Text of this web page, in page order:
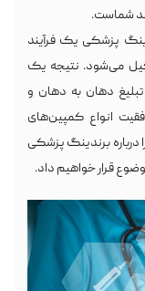
شماست.
پزشکی یک فرآیند
می‌شود. نتیجه یک
دهان به دهان و
انواع کمپین‌های
درباره برندینگ پزشکی
قرار خواهیم داد.